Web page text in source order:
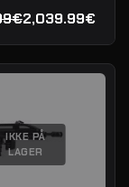
pris var:
2,039.99€
pris er:
IKKE PÅ
LAGER